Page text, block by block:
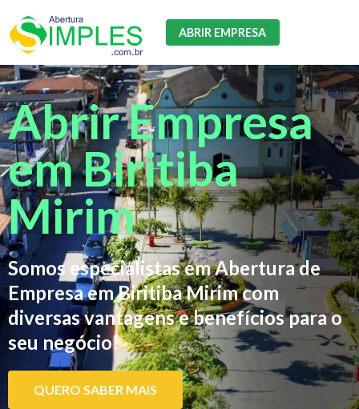
ABRIR EMPRESA
Abrir Empresa
em Biritiba
Mirim
Somos especialistas em Abertura de
Empresa em Biritiba Mirim com
diversas vantagens e benefícios para o
seu negócio!
QUERO SABER MAIS